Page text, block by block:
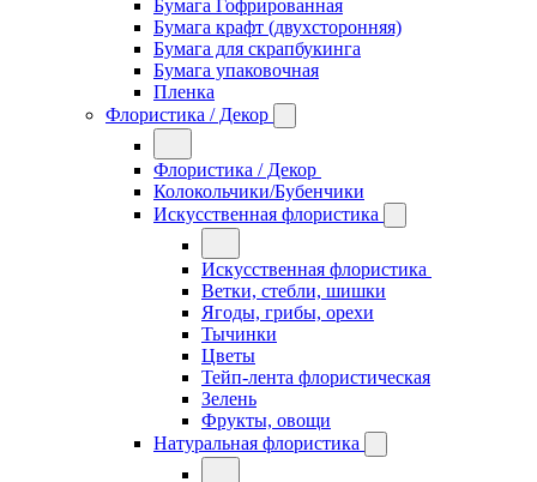
Бумага Гофрированная
Бумага крафт (двухсторонняя)
Бумага для скрапбукинга
Бумага упаковочная
Пленка
Флористика / Декор
Флористика / Декор
Колокольчики/Бубенчики
Искусственная флористика
Искусственная флористика
Ветки, стебли, шишки
Ягоды, грибы, орехи
Тычинки
Цветы
Тейп-лента флористическая
Зелень
Фрукты, овощи
Натуральная флористика